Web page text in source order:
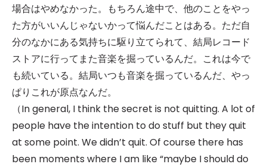
場合はやめなかった。もちろん途中で、他のことをやっ
た方がいいんじゃないかって悩んだことはある。ただ自
分のなかにある気持ちに駆り立てられて、結局レコード
ストアに行ってまた音楽を掘っているんだ。これは今で
も続いている。結局いつも音楽を掘っているんだ、やっ
ぱりこれが原点なんだ。
（In general, I think the secret is not quitting. A lot of
people have the intention to do stuff but they quit
at some point. We didn’t quit. Of course there has
been moments where I am like “maybe I should do